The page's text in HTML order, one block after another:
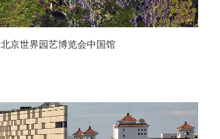
北京世界园艺博览会中国馆